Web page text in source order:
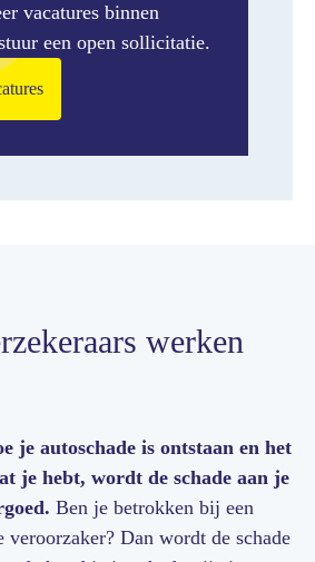
vacatures binnen
een open sollicitatie.
werken
je autoschade is ontstaan en het
je hebt, wordt de schade aan je
Ben je betrokken bij een
Dan wordt de schade